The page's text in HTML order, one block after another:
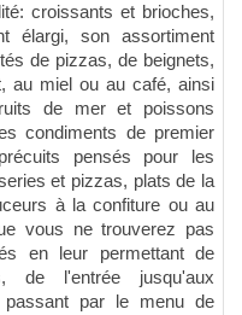
croissants et brioches,
élargi, son assortiment
de pizzas, de beignets,
au miel ou au café, ainsi
de mer et poissons
condiments de premier
pensés pour les
et pizzas, plats de la
à la confiture ou au
vous ne trouverez pas
en leur permettant de
de l'entrée jusqu'aux
par le menu de